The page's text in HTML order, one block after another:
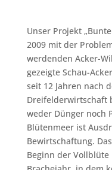
Unser Projekt
2009 mit der
werdenden Acker-
gezeigte Schau-
seit 12 Jahren nach
Dreifelderwirtschaft
weder Dünger noch
Blütenmeer ist
Bewirtschaftung.
Beginn der